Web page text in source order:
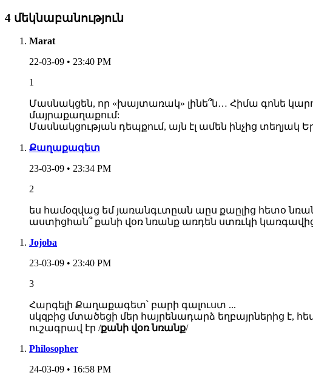
4 մեկնաբանություն
Marat
22-03-09 • 23:40 PM
1
Մասնակցեն, որ «խայտառակ» լինե՞ն… Հիմա գոնե
մայրաքաղաքում:
Մասնակցության դեպքում, այն էլ ամեն ինչից
Քաղաքագետ
23-03-09 • 23:34 PM
2
ես համօզվաց եմ յառանգւտըան աըս քաըլից հետօ
աստիցհան՞ քանի վօռ նռանք առդեն ստռւկի
Jojoba
23-03-09 • 23:40 PM
3
Հարգելի Քաղաքագետ՝ բարի գալուստ ...
սկզբից մտածեցի մեր հայրենադարձ եղբայրներից է,
ուշագրավ էր /քանի վօռ նռանք/
Philosopher
24-03-09 • 16:58 PM